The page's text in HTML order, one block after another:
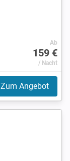
Ab
159 €
/ Nacht
Zum Angebot